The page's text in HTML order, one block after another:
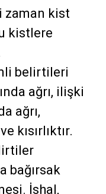
zaman kist
kistlere
belirtileri
ağrı, ilişki
ağrı,
kısırlıktır.
bağırsak
İshal,